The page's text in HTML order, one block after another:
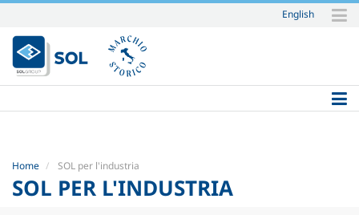
Salta
ai
contenuti.
|
alla
English
Home SOL per l'industria
SOL PER L'INDUSTRIA